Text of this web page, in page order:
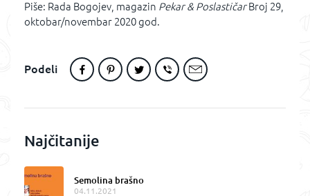
Piše: Rada Bogojev, magazin Pekar & PoslastičarBroj 29,
oktobar/novembar 2020 god.
Podeli
Najčitanije
Semolina brašno
04.11.2021